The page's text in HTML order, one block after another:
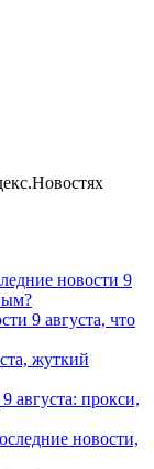
новости 9
9 августа, что
жуткий
августа: прокси,
новости,